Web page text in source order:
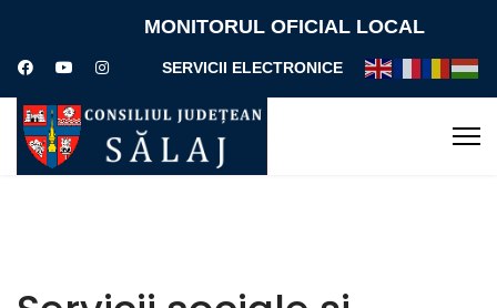
MONITORUL OFICIAL LOCAL
SERVICII ELECTRONICE